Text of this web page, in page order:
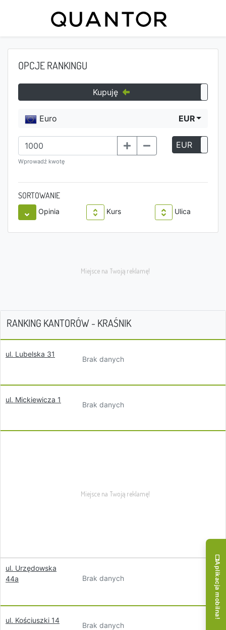
OPCJE RANKINGU
Kupuję
Euro EUR
Wprowadź kwotę
EUR
SORTOWANIE
Opinia Kurs Ulica
RANKING KANTORÓW - KRAŚNIK
ul. Lubelska 31
Brak danych
ul. Mickiewicza 1
Brak danych
ul. Urzędowska
44a
Brak danych
ul. Kościuszki 14
Brak danych
Aplikacja mobilna!